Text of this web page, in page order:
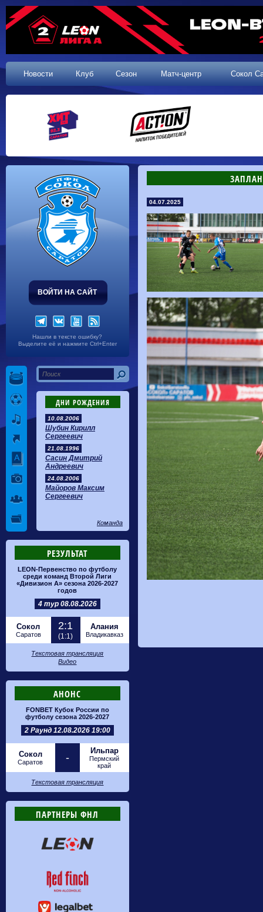
Новости Клуб Сезон Матч-центр Сокол
ВОЙТИ НА САЙТ
Нашли в тексте ошибку?
Выделите её и нажмите Ctrl+Enter
ДНИ РОЖДЕНИЯ
10.08.2006
Шубин Кирилл
Сергеевич
21.08.1996
Сасин Дмитрий
Андреевич
24.08.2006
Майоров Максим
Сергеевич
Команда
РЕЗУЛЬТАТ
LEON-Первенство по футболу
среди команд Второй Лиги
«Дивизион А» сезона 2026-2027
годов
4 тур 08.08.2026
Сокол
Саратов
2:1
(1:1)
Алания
Владикавказ
Текстовая трансляция
Видео
АНОНС
FONBET Кубок России по
футболу сезона 2026-2027
2 Раунд 12.08.2026 19:00
Сокол
Саратов -
Ильпар
Пермский
край
Текстовая трансляция
ПАРТНЕРЫ ФНЛ
04.07.2025